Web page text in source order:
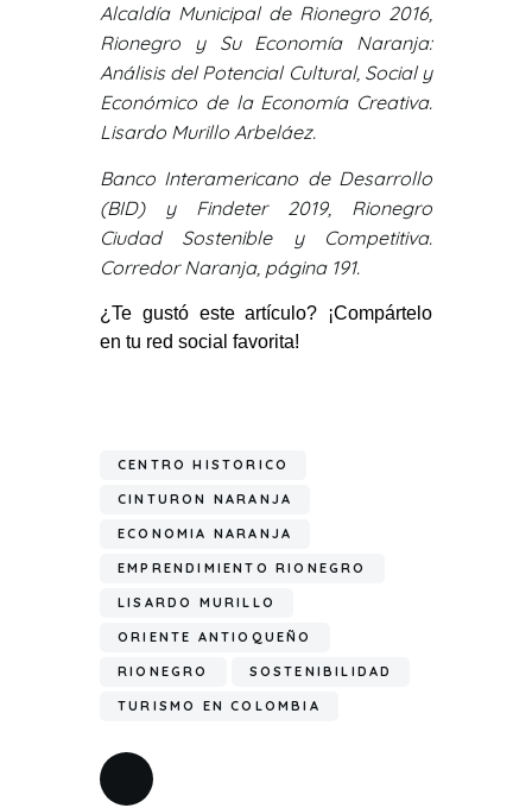
Alcaldía Municipal de Rionegro 2016,
Rionegro y Su Economía Naranja:
Análisis del Potencial Cultural, Social y
Económico de la Economía Creativa.
Lisardo Murillo Arbeláez.
Banco Interamericano de Desarrollo
(BID) y Findeter 2019, Rionegro
Ciudad Sostenible y Competitiva.
Corredor Naranja, página 191.
¿Te gustó este artículo? ¡Compártelo
en tu red social favorita!
CENTRO HISTORICO
CINTURON NARANJA
ECONOMIA NARANJA
EMPRENDIMIENTO RIONEGRO
LISARDO MURILLO
ORIENTE ANTIOQUEÑO
RIONEGRO SOSTENIBILIDAD
TURISMO EN COLOMBIA